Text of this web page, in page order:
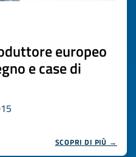
europeo
e case di
SCOPRI DI PIÙ →